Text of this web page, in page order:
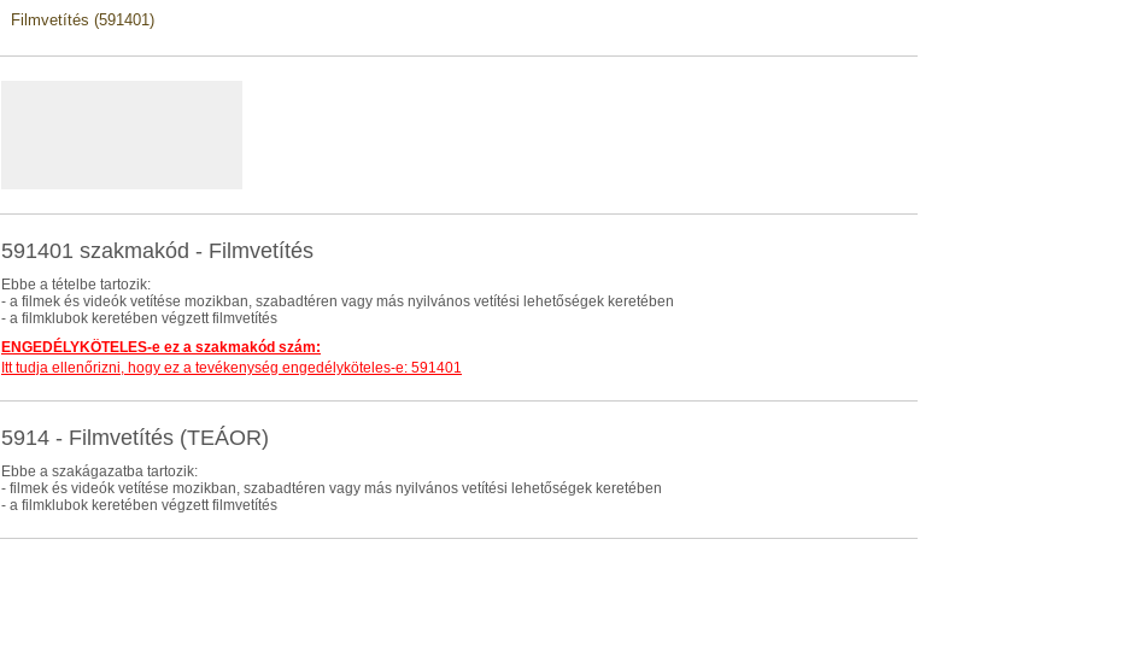
Filmvetítés (591401)
591401 szakmakód - Filmvetítés
Ebbe a tételbe tartozik:
- a filmek és videók vetítése mozikban, szabadtéren vagy más nyilvános vetítési lehetőségek keretében
- a filmklubok keretében végzett filmvetítés
ENGEDÉLYKÖTELES-e ez a szakmakód szám:
Itt tudja ellenőrizni, hogy ez a tevékenység engedélyköteles-e: 591401
5914 - Filmvetítés (TEÁOR)
Ebbe a szakágazatba tartozik:
- filmek és videók vetítése mozikban, szabadtéren vagy más nyilvános vetítési lehetőségek keretében
- a filmklubok keretében végzett filmvetítés